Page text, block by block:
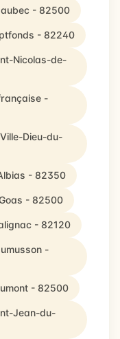
- 82500
- 82240
Nicolas-de-
-
Dieu-du-
- 82350
- 82500
- 82120
-
- 82500
Jean-du-